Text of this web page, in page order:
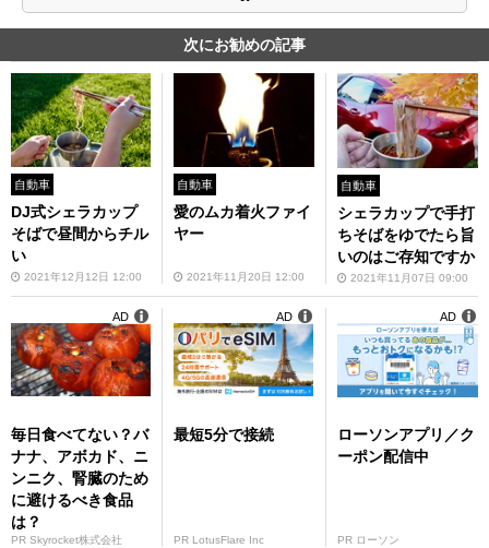
次にお勧めの記事
自動車
DJ式シェラカップ
そばで昼間からチル
い
2021年12月12日 12:00
自動車
愛のムカ着火ファイ
ヤー
2021年11月20日 12:00
自動車
シェラカップで手打
ちそばをゆでたら旨
いのはご存知ですか
2021年11月07日 09:00
毎日食べてない？バ
ナナ、アボカド、ニ
ンニク、腎臓のため
に避けるべき食品
は？
PR Skyrocket株式会社
AD
最短5分で接続
PR LotusFlare Inc
AD
ローソンアプリ／ク
ーポン配信中
PR ローソン
AD